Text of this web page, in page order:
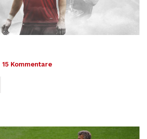
15 Kommentare